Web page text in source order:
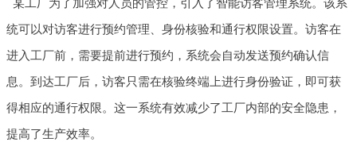
某工厂为了加强对人员的管控，引入了智能访客管理系统。该系
统可以对访客进行预约管理、身份核验和通行权限设置。访客在
进入工厂前，需要提前进行预约，系统会自动发送预约确认信
息。到达工厂后，访客只需在核验终端上进行身份验证，即可获
得相应的通行权限。这一系统有效减少了工厂内部的安全隐患，
提高了生产效率。